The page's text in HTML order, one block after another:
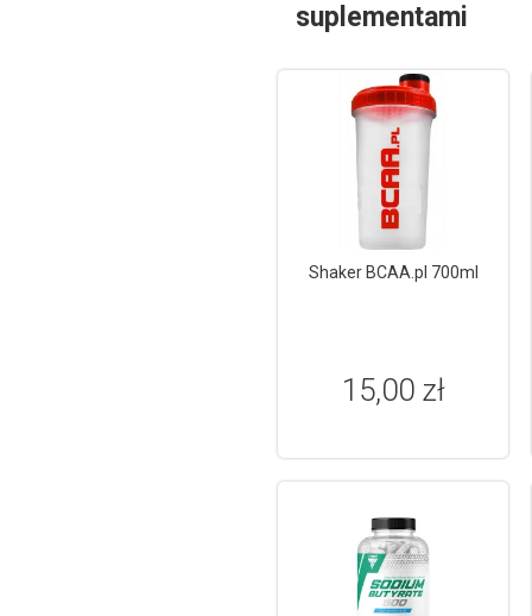
suplementami
Shaker BCAA.pl 700ml
15,00 zł